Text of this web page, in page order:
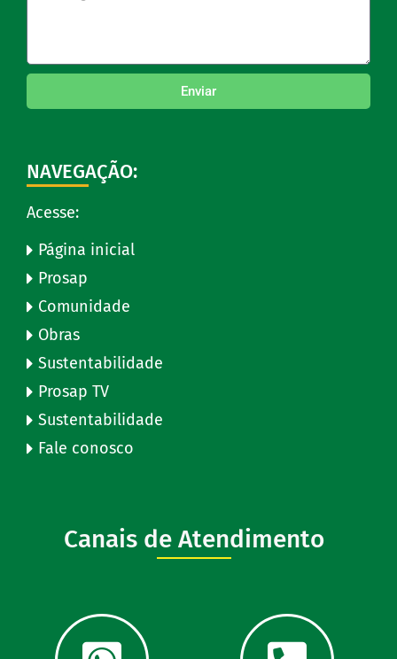
Enviar
NAVEGAÇÃO:
Acesse:
Página inicial
Prosap
Comunidade
Obras
Sustentabilidade
Prosap TV
Sustentabilidade
Fale conosco
Canais de Atendimento